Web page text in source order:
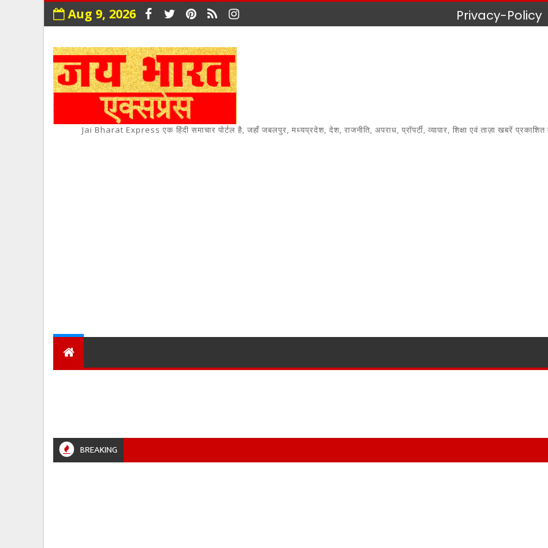
Aug 9, 2026 Privacy-Policy
Jai Bharat Express एक हिंदी समाचार पोर्टल है, जहाँ जबलपुर, मध्यप्रदेश, देश, राजनीति, अपराध, प्रॉपर्टी, व्यापार, शिक्षा एवं ताज़ा खबरें
BREAKING